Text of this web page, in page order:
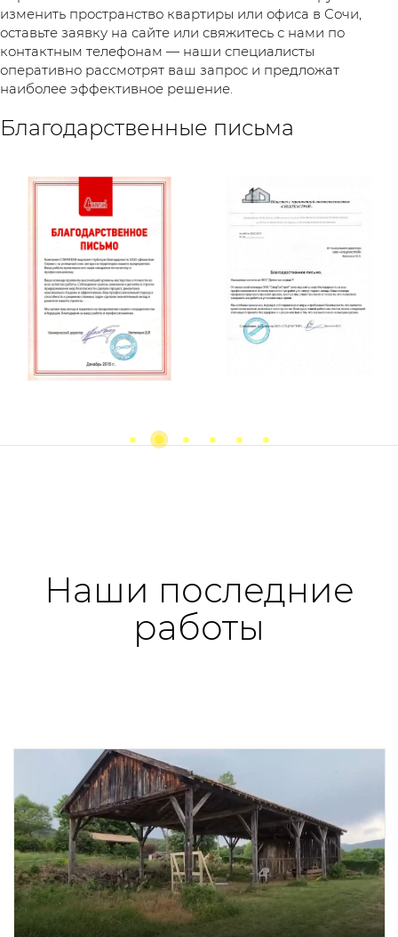
изменить пространство квартиры или офиса в Сочи,
оставьте заявку на сайте или свяжитесь с нами по
контактным телефонам — наши специалисты
оперативно рассмотрят ваш запрос и предложат
наиболее эффективное решение.
Благодарственные письма
Наши последние
работы